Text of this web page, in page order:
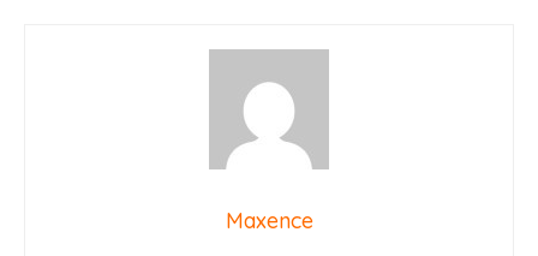
Maxence